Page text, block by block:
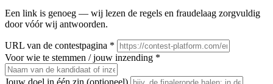
Een link is genoeg — wij lezen de regels en fraudelaag zorgvuldig
door vóór wij antwoorden.
URL van de contestpagina *
Voor wie te stemmen / jouw inzending *
Jouw doel in één zin (optioneel)